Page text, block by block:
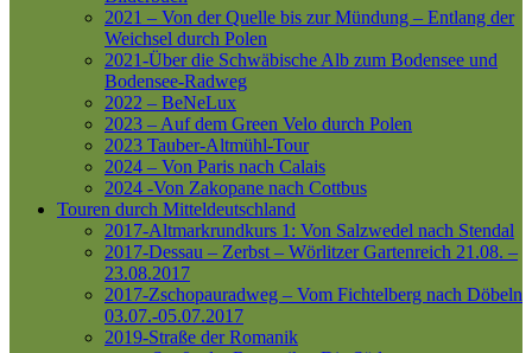
2021 – Von der Quelle bis zur Mündung – Entlang der
Weichsel durch Polen
2021-Über die Schwäbische Alb zum Bodensee und
Bodensee-Radweg
2022 – BeNeLux
2023 – Auf dem Green Velo durch Polen
2023 Tauber-Altmühl-Tour
2024 – Von Paris nach Calais
2024 -Von Zakopane nach Cottbus
Touren durch Mitteldeutschland
2017-Altmarkrundkurs 1: Von Salzwedel nach Stendal
2017-Dessau – Zerbst – Wörlitzer Gartenreich 21.08. –
23.08.2017
2017-Zschopauradweg – Vom Fichtelberg nach Döbeln
03.07.-05.07.2017
2019-Straße der Romanik